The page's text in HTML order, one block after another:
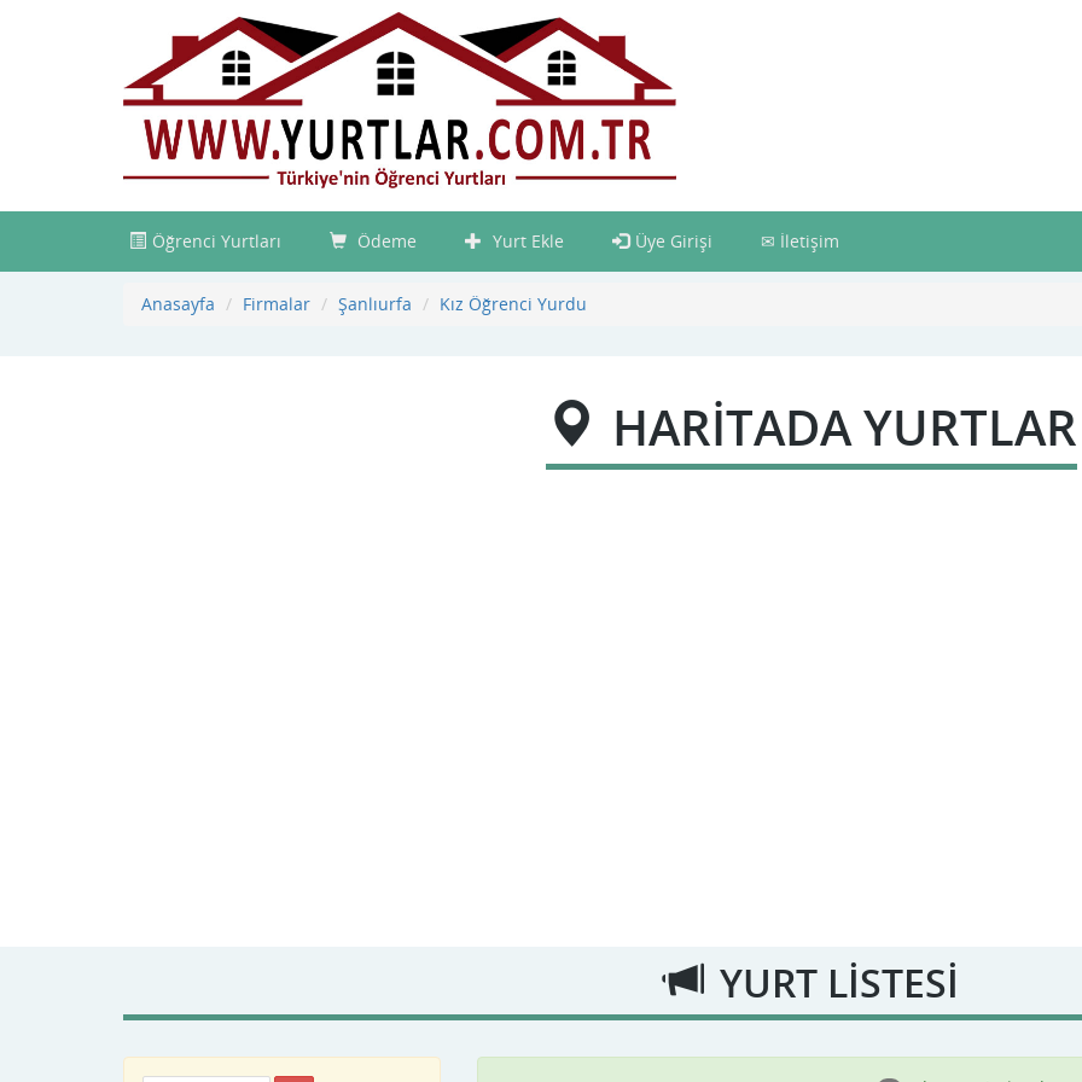
Öğrenci Yurtları Ödeme Yurt Ekle Üye Girişi İletişim
Anasayfa Firmalar Şanlıurfa Kız Öğrenci Yurdu
HARİTADA YURTLAR
YURT LİSTESİ